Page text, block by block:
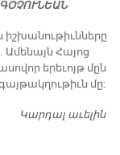
որ­պէս­զի Դեկ­
կու­սակ­
հետ։
› Վերջ »